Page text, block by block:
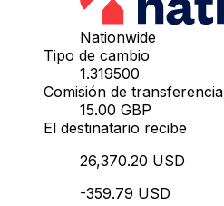
Nationwide
Tipo de cambio
1.319500
Comisión de transferencia
15.00 GBP
El destinatario recibe
26,370.20 USD
-359.79 USD